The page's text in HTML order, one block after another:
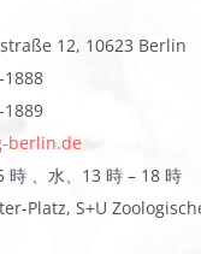
12, 10623 Berlin
1888
1889
berlin.de
時 、水、13 時 – 18 時
Platz, S+U